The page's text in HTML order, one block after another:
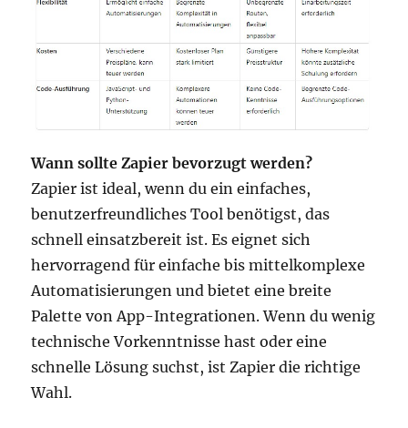
Wann sollte Zapier bevorzugt werden?
Zapier ist ideal, wenn du ein einfaches,
benutzerfreundliches Tool benötigst, das
schnell einsatzbereit ist. Es eignet sich
hervorragend für einfache bis mittelkomplexe
Automatisierungen und bietet eine breite
Palette von App-Integrationen. Wenn du wenig
technische Vorkenntnisse hast oder eine
schnelle Lösung suchst, ist Zapier die richtige
Wahl.